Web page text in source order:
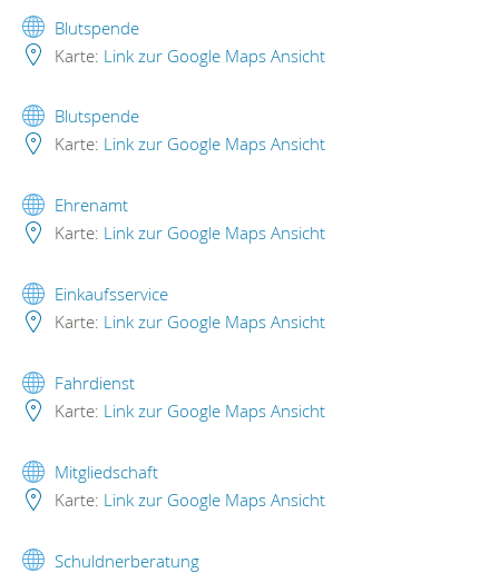
Blutspende
Karte: Link zur Google Maps Ansicht
Blutspende
Karte: Link zur Google Maps Ansicht
Ehrenamt
Karte: Link zur Google Maps Ansicht
Einkaufsservice
Karte: Link zur Google Maps Ansicht
Fahrdienst
Karte: Link zur Google Maps Ansicht
Mitgliedschaft
Karte: Link zur Google Maps Ansicht
Schuldnerberatung